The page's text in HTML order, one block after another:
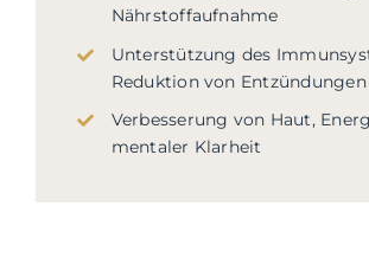
Nährstoffaufnahme
Unterstützung des
Reduktion von Entzündungen
Verbesserung von Haut,
mentaler Klarheit